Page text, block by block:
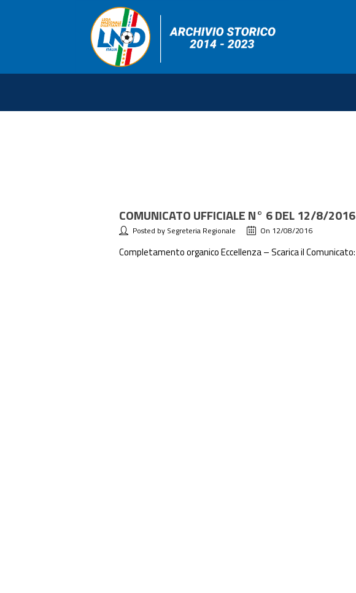
COMUNICATO UFFICIALE N° 6 DEL 12/8/2016
Posted by Segreteria Regionale On 12/08/2016
Completamento organico Eccellenza – Scarica il Comunicato: